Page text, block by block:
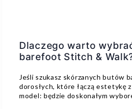
Dlaczego warto
barefoot Stitch &
Jeśli szukasz skórzanych butów
dorosłych, które łączą estetykę
model: będzie doskonałym